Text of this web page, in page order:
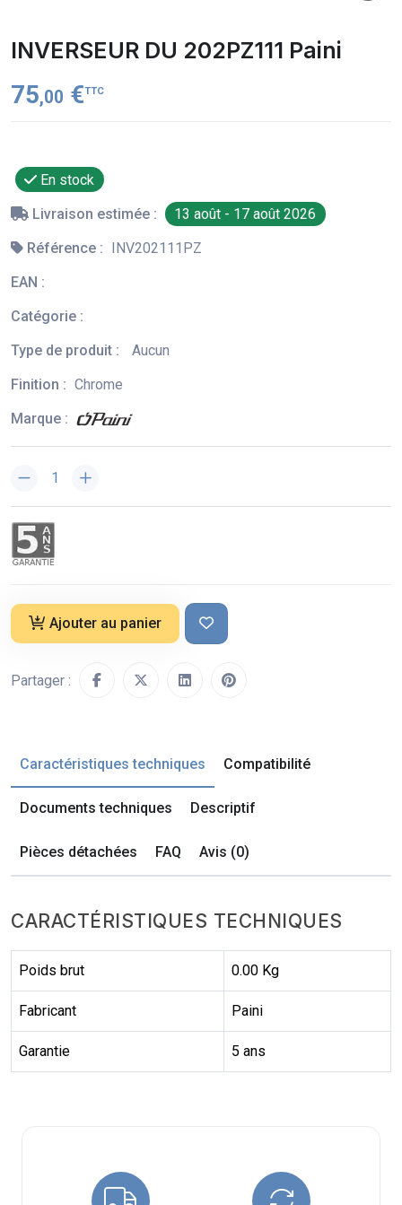
INVERSEUR DU 202PZ111 Paini
75,00 €TTC
En stock
Livraison estimée :
13 août - 17 août 2026
Référence : INV202111PZ
EAN :
Catégorie :
Type de produit :
Aucun
Finition : Chrome
Marque :
Ajouter au panier
Partager :
Caractéristiques techniques Compatibilité
Documents techniques Descriptif
Pièces détachées FAQ Avis (0)
CARACTÉRISTIQUES TECHNIQUES
Poids brut 0.00 Kg
Fabricant Paini
Garantie 5 ans